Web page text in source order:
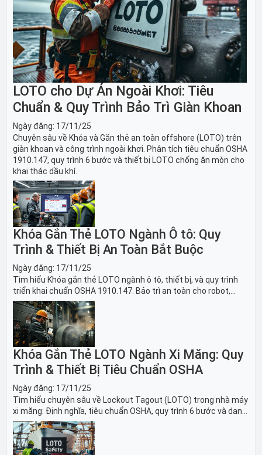
LOTO cho Dự Án Ngoài Khơi: Tiêu
Chuẩn & Quy Trình Bảo Trì Giàn Khoan
Ngày đăng: 17/11/25
Chuyên sâu về Khóa và Gắn thẻ an toàn offshore (LOTO) trên
giàn khoan và công trình ngoài khơi. Phân tích tiêu chuẩn OSHA
1910.147, quy trình 6 bước và thiết bị LOTO chống ăn mòn cho
khai thác dầu khí.
Khóa Gắn Thẻ LOTO Ngành Ô tô: Quy
Trình & Thiết Bị An Toàn Bắt Buộc
Ngày đăng: 17/11/25
Tìm hiểu Khóa gắn thẻ LOTO ngành ô tô, thiết bị, và quy trình
triển khai chuẩn OSHA 1910.147. Bảo trì an toàn cho robot,
băng tải sản xuất ô tô và dây chuyền lắp ráp xe hơi.
Khóa Gắn Thẻ LOTO Ngành Xi Măng: Quy
Trình & Thiết Bị Tiêu Chuẩn OSHA
Ngày đăng: 17/11/25
Tìm hiểu chuyên sâu về Lockout Tagout (LOTO) trong nhà máy
xi măng: Định nghĩa, tiêu chuẩn OSHA, quy trình 6 bước và danh
sách thiết bị LOTO thiết yếu. Giải pháp bảo trì lò nung, máy
nghiền an toàn.